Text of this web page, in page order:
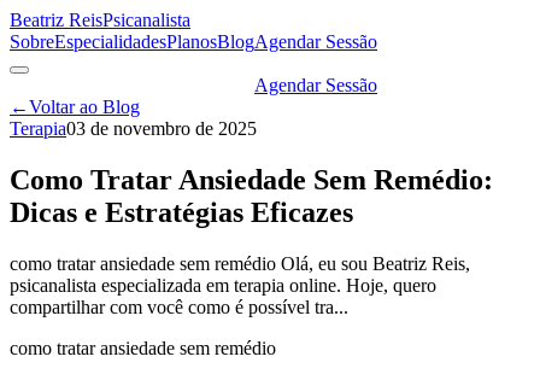
Beatriz ReisPsicanalista
SobreEspecialidadesPlanosBlogAgendar Sessão
Agendar Sessão
←Voltar ao Blog
Terapia03 de novembro de 2025
Como Tratar Ansiedade Sem Remédio:
Dicas e Estratégias Eficazes
como tratar ansiedade sem remédio Olá, eu sou Beatriz Reis,
psicanalista especializada em terapia online. Hoje, quero
compartilhar com você como é possível tra...
como tratar ansiedade sem remédio